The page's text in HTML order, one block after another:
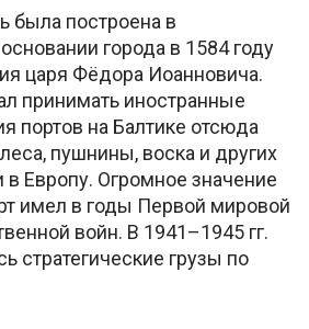
была построена в
города в 1584 году
царя Фёдора Иоанновича.
принимать иностранные
портов на Балтике отсюда
пушнины, воска и других
в Европу. Огромное значение
имел в годы Первой мировой
войн. В 1941–1945 гг.
стратегические грузы по